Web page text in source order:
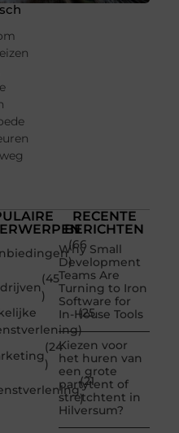
(66
)
(45
)
(25
)
(24
)
(21
)
RECENTE
BERICHTEN
Why Small
Development
Teams Are
Turning to Iron
Software for
In-House Tools
Kiezen voor
het huren van
een grote
partytent of
stretchtent in
Hilversum?